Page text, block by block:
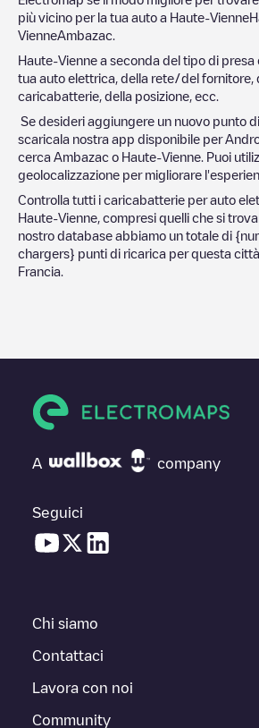
più vicino per la tua auto a Haute-Vienne
VienneAmbazac
Haute-Vienne a seconda del tipo di presa
tua auto elettrica, della rete/del fornitore,
caricabatterie, della posizione, ecc.
Se desideri aggiungere un nuovo punto
scaricala nostra app disponibile per
cerca Ambazac o Haute-Vienne . Puoi
geolocalizzazione per migliorare
Controlla tutti i caricabatterie per auto
Haute-Vienne , compresi quelli che si
nostro database abbiamo un totale di
chargers} punti di ricarica per questa città,
Francia
A company
Seguici
Chi siamo
Contattaci
Lavora con noi
Community